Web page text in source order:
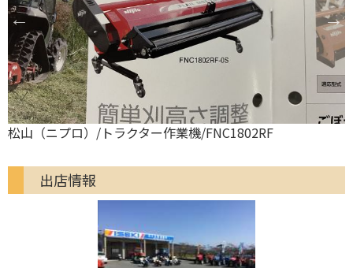
松山（ニプロ）/トラクター作業機/FNC1802RF
出店情報